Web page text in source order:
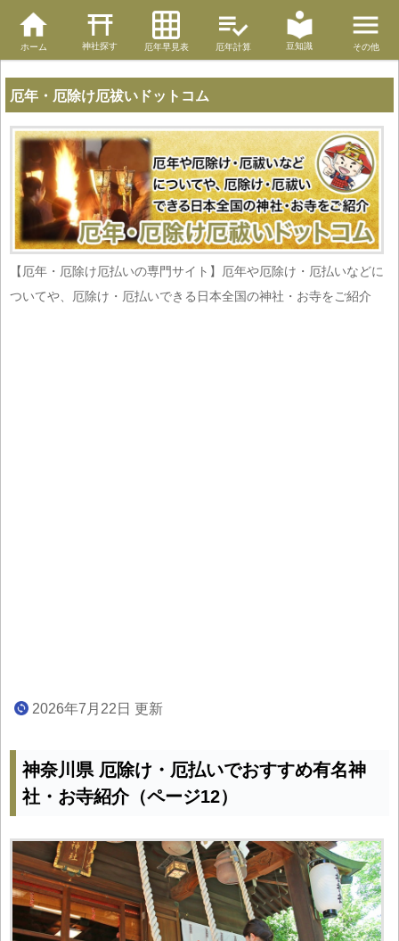
ホーム 神社探す 厄年早見表 厄年計算 豆知識 その他
厄年・厄除け厄祓いドットコム
【厄年・厄除け厄払いの専門サイト】厄年や厄除け・厄払いなどに
ついてや、厄除け・厄払いできる日本全国の神社・お寺をご紹介
2026年7月22日 更新
神奈川県 厄除け・厄払いでおすすめ有名神
社・お寺紹介（ページ12）